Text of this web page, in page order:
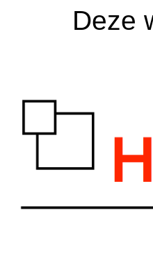
Deze